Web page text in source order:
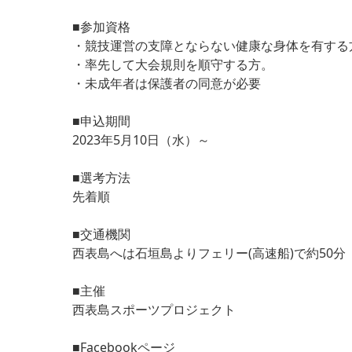
■参加資格
・競技運営の支障とならない健康な身体を有す
・率先して大会規則を順守する方。
・未成年者は保護者の同意が必要
■申込期間
2023年5月10日（水）～
■選考方法
先着順
■交通機関
西表島へは石垣島よりフェリー(高速船)で約50分
■主催
西表島スポーツプロジェクト
■Facebookページ